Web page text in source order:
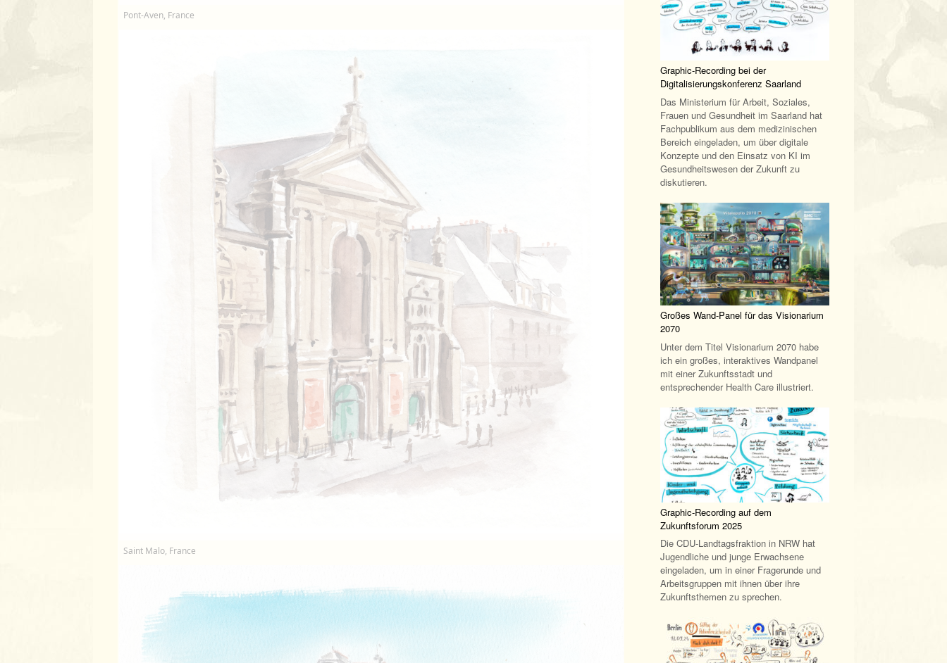
Pont-Aven, France
Saint Malo, France
Graphic-Recording bei der
Digitalisierungskonferenz Saarland
Das Ministerium für Arbeit, Soziales,
Frauen und Gesundheit im Saarland hat
Fachpublikum aus dem medizinischen
Bereich eingeladen, um über digitale
Konzepte und den Einsatz von KI im
Gesundheitswesen der Zukunft zu
diskutieren.
Großes Wand-Panel für das Visionarium
2070
Unter dem Titel Visionarium 2070 habe
ich ein großes, interaktives Wandpanel
mit einer Zukunftsstadt und
entsprechender Health Care illustriert.
Graphic-Recording auf dem
Zukunftsforum 2025
Die CDU-Landtagsfraktion in NRW hat
Jugendliche und junge Erwachsene
eingeladen, um in einer Fragerunde und
Arbeitsgruppen mit ihnen über ihre
Zukunftsthemen zu sprechen.